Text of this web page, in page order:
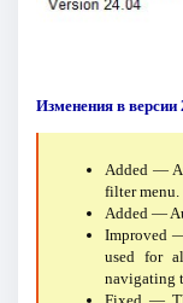
Изменения в версии
Added —
filter menu.
Added —
Improved
used for
navigating